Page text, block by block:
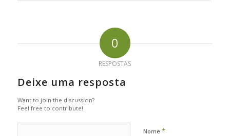
0
RESPOSTAS
Deixe uma resposta
Want to join the discussion?
Feel free to contribute!
Nome *